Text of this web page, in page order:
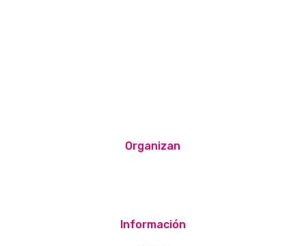
Organizan
Información